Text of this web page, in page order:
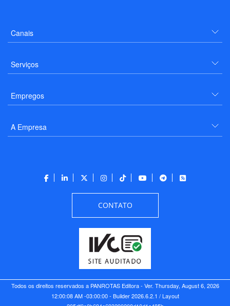
Canais
Serviços
Empregos
A Empresa
CONTATO
Todos os direitos reservados a PANROTAS Editora - Ver. Thursday, August 6, 2026
12:00:08 AM -03:00:00 - Builder 2026.6.2.1 / Layout